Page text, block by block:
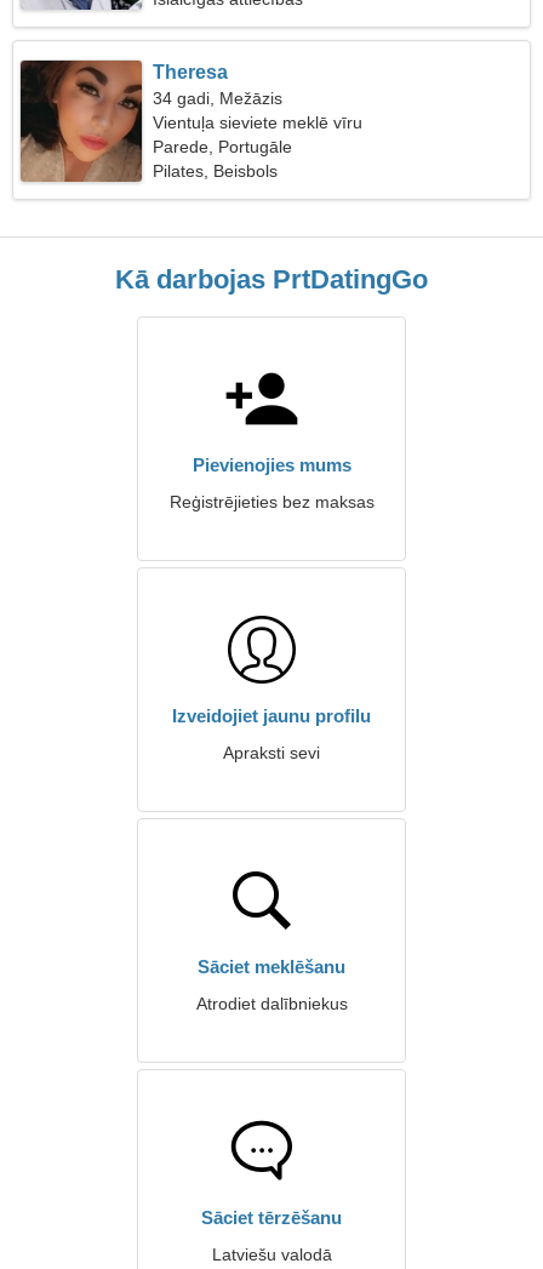
Theresa
34 gadi, Mežāzis
Vientuļa sieviete meklē vīru
Parede, Portugāle
Pilates, Beisbols
Kā darbojas PrtDatingGo
Pievienojies mums
Reģistrējieties bez maksas
Izveidojiet jaunu profilu
Apraksti sevi
Sāciet meklēšanu
Atrodiet dalībniekus
Sāciet tērzēšanu
Latviešu valodā